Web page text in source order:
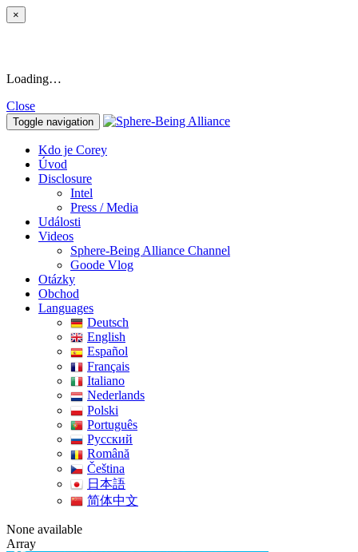
×
Loading…
Close
Toggle navigation
Kdo je Corey
Úvod
Disclosure
Intel
Press / Media
Události
Videos
Sphere-Being Alliance Channel
Goode Vlog
Otázky
Obchod
Languages
Deutsch
English
Español
Français
Italiano
Nederlands
Polski
Português
Pусский
Română
Čeština
日本語
简体中文
None available
Array